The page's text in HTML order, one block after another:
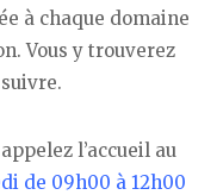
à chaque domaine
Vous y trouverez
l’accueil au
de 09h00 à 12h00